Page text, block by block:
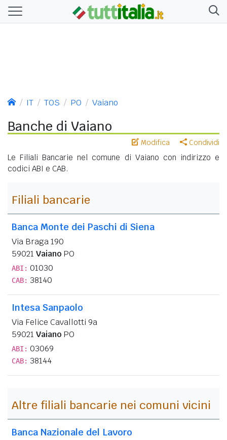
IT TOS PO Vaiano
Banche di Vaiano
Modifica Condividi
Le Filiali Bancarie nel comune di Vaiano con indirizzo e
codici ABI e CAB.
Filiali bancarie
Banca Monte dei Paschi di Siena
Via Braga 190
59021 Vaiano PO
ABI: 01030
CAB: 38140
Intesa Sanpaolo
Via Felice Cavallotti 9a
59021 Vaiano PO
ABI: 03069
CAB: 38144
Altre filiali bancarie nei comuni vicini
Banca Nazionale del Lavoro